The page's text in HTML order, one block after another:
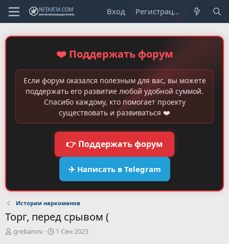
Вход Регистрация
❤️ Поддержать форум
Если форум оказался полезным для вас, вы можете
поддержать его развитие любой удобной суммой.
Спасибо каждому, кто помогает проекту
существовать и развиваться ❤️
👉 Поддержать форум
✈️ Написать в Telegram
Истории наркоманов
Торг, перед срывом (
А
grebanov
Д1 Сен 2023